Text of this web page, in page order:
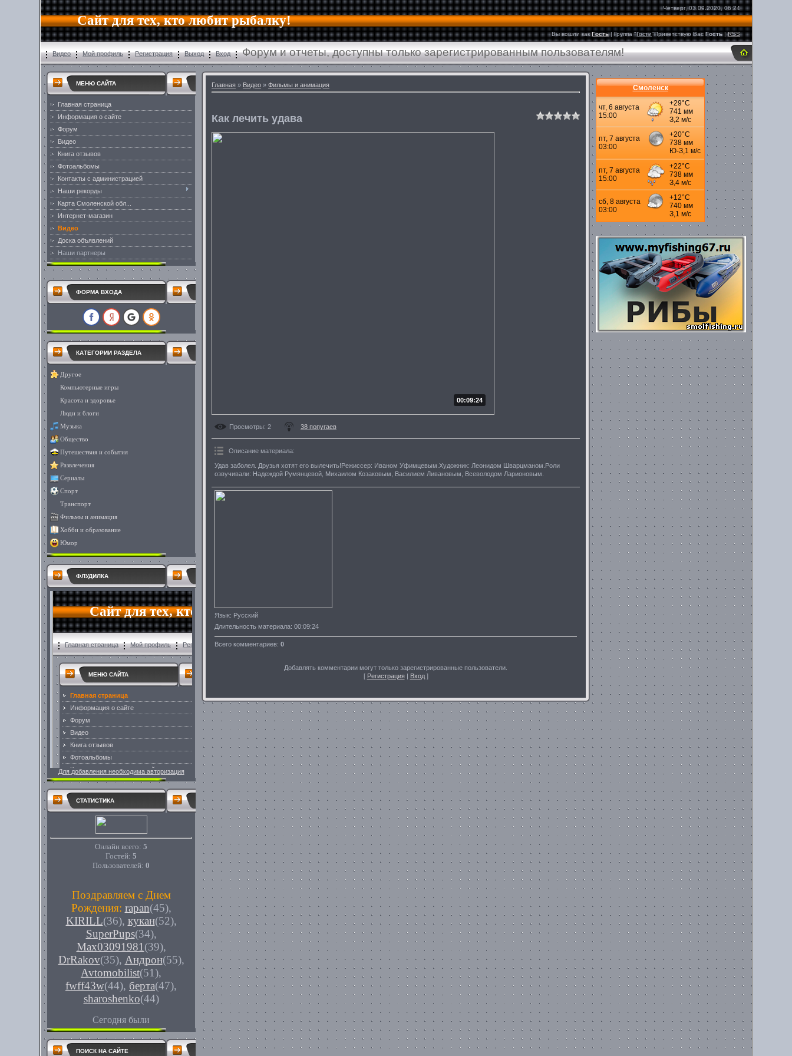
Сайт для тех, кто любит рыбалку!
Четверг, 03.09.2020, 06:24
Вы вошли как Гость|Группа"Гости"Приветствую Вас Гость |RSS
Видео Мой профиль Регистрация Выход Вход Форум и отчеты, доступны только зарегистрированным пользователям!
МЕНЮ САЙТА
Главная страница
Информация о сайте
Форум
Видео
Книга отзывов
Фотоальбомы
Контакты с администрацией
Наши рекорды
Карта Смоленской обл...
Интернет-магазин
Видео
Доска объявлений
Наши партнеры
ФОРМА ВХОДА
КАТЕГОРИИ РАЗДЕЛА
Другое
Компьютерные игры
Красота и здоровье
Люди и блоги
Музыка
Общество
Путешествия и события
Развлечения
Сериалы
Спорт
Транспорт
Фильмы и анимация
Хобби и образование
Юмор
ФЛУДИЛКА
Для добавления необходима авторизация
СТАТИСТИКА
Онлайн всего: 5
Гостей: 5
Пользователей: 0
Поздравляем с Днем
Рождения: rapan(45),
KIRILL(36), кукан(52),
SuperPups(34),
Max03091981 (39),
DrRakov(35), Андрон(55),
Avtomobilist(51),
fwff43w(44), берта(47),
sharoshenko(44)
Сегодня были
ПОИСК НА САЙТЕ
Главная » Видео » Фильмы и анимация
Как лечить удава
00:09:24
Просмотры: 2 38 попугаев
Описание материала:
Удав заболел. Друзья хотят его вылечить!Режиссер: Иваном Уфимцевым.Художник: Леонидом Шварцманом.Роли
озвучивали: Надеждой Румянцевой, Михаилом Козаковым, Василием Ливановым, Всеволодом Ларионовым.
Язык: Русский
Длительность материала: 00:09:24
Всего комментариев: 0
Добавлять комментарии могут только зарегистрированные пользователи.
[ Регистрация| Вход]
Смоленск